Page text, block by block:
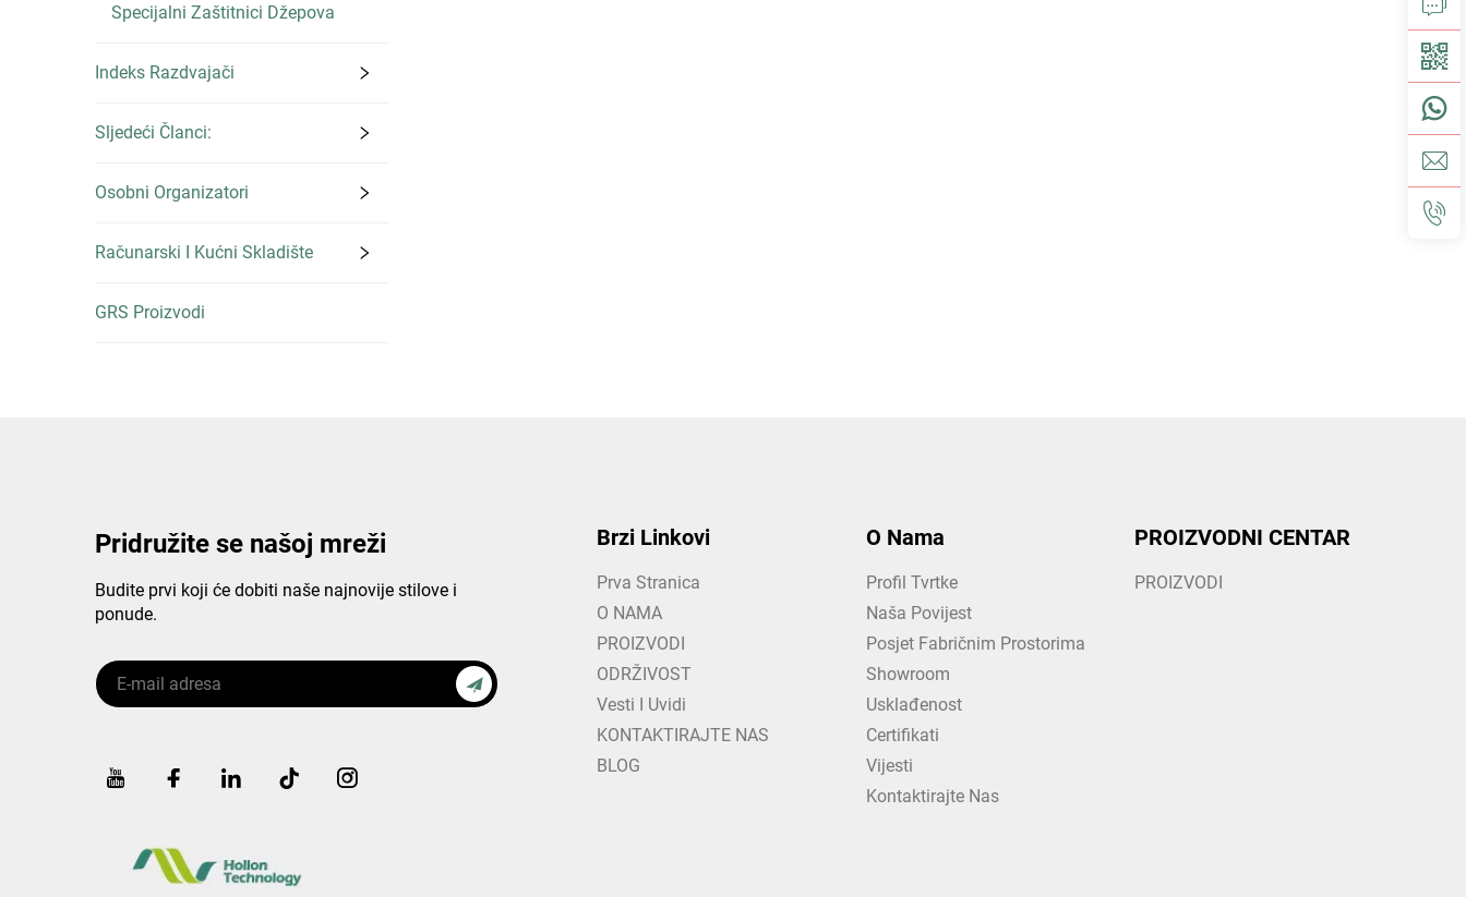
Specijalni Zaštitnici Džepova
Indeks Razdvajači
Sljedeći Članci:
Osobni Organizatori
Računarski I Kućni Skladište
GRS Proizvodi
Pridružite se našoj mreži
Budite prvi koji će dobiti naše najnovije stilove i
ponude.
Brzi Linkovi
Prva Stranica
O NAMA
PROIZVODI
ODRŽIVOST
Vesti I Uvidi
KONTAKTIRAJTE NAS
BLOG
O Nama
Profil Tvrtke
Naša Povijest
Posjet Fabričnim Prostorima
Showroom
Usklađenost
Certifikati
Vijesti
Kontaktirajte Nas
PROIZVODNI CENTAR
PROIZVODI